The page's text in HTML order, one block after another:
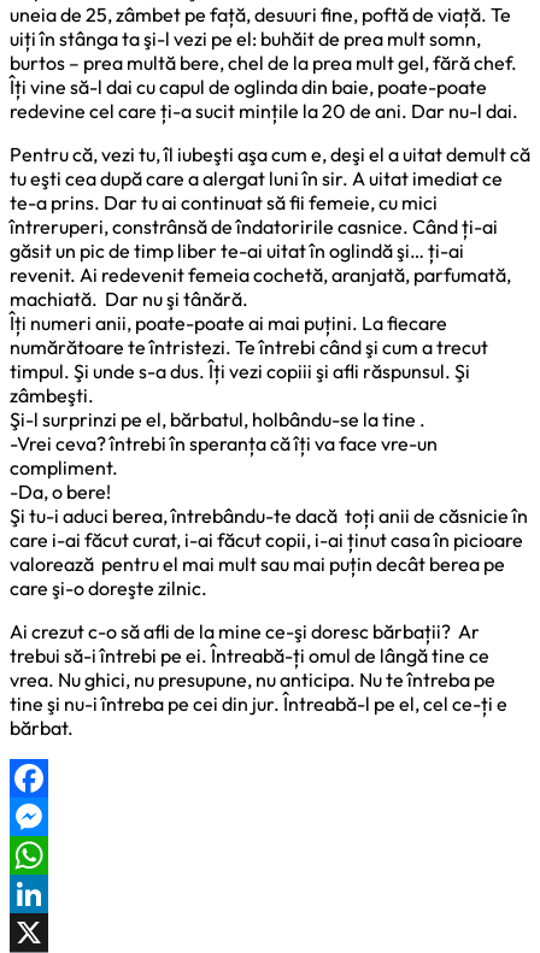
uneia de 25, zâmbet pe față, desuuri fine, poftă de viață. Te
uiți în stânga ta şi-l vezi pe el: buhăit de prea mult somn,
burtos – prea multă bere, chel de la prea mult gel, fără chef.
Îți vine să-l dai cu capul de oglinda din baie, poate-poate
redevine cel care ți-a sucit mințile la 20 de ani. Dar nu-l dai.
Pentru că, vezi tu, îl iubeşti aşa cum e, deşi el a uitat demult că
tu eşti cea după care a alergat luni în sir. A uitat imediat ce
te-a prins. Dar tu ai continuat să fii femeie, cu mici
întreruperi, constrânsă de îndatoririle casnice. Când ți-ai
găsit un pic de timp liber te-ai uitat în oglindă şi… ți-ai
revenit. Ai redevenit femeia cochetă, aranjată, parfumată,
machiată. Dar nu şi tânără.
Îți numeri anii, poate-poate ai mai puțini. La fiecare
numărătoare te întristezi. Te întrebi când şi cum a trecut
timpul. Şi unde s-a dus. Îți vezi copiii şi afli răspunsul. Şi
zâmbeşti.
Şi-l surprinzi pe el, bărbatul, holbându-se la tine .
-Vrei ceva? întrebi în speranța că îți va face vre-un
compliment.
-Da, o bere!
Şi tu-i aduci berea, întrebându-te dacă toți anii de căsnicie în
care i-ai făcut curat, i-ai făcut copii, i-ai ținut casa în picioare
valorează pentru el mai mult sau mai puțin decât berea pe
care şi-o doreşte zilnic.
Ai crezut c-o să afli de la mine ce-şi doresc bărbații? Ar
trebui să-i întrebi pe ei. Întreabă-ți omul de lângă tine ce
vrea. Nu ghici, nu presupune, nu anticipa. Nu te întreba pe
tine şi nu-i întreba pe cei din jur. Întreabă-l pe el, cel ce-ți e
bărbat.
Facebook
Messenger
WhatsApp
LinkedIn